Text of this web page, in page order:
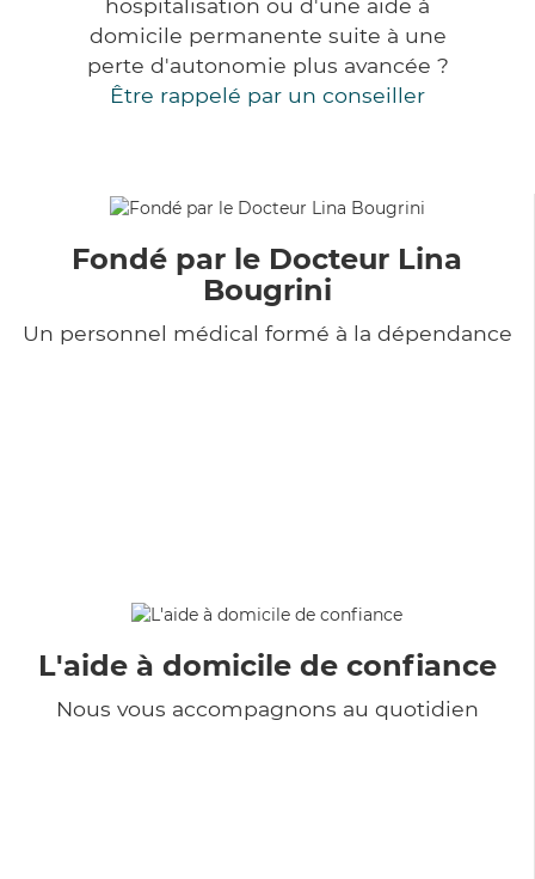
hospitalisation ou d'une aide à
domicile permanente suite à une
perte d'autonomie plus avancée ?
Être rappelé par un conseiller
Fondé par le Docteur Lina
Bougrini
Un personnel médical formé à la dépendance
L'aide à domicile de confiance
Nous vous accompagnons au quotidien